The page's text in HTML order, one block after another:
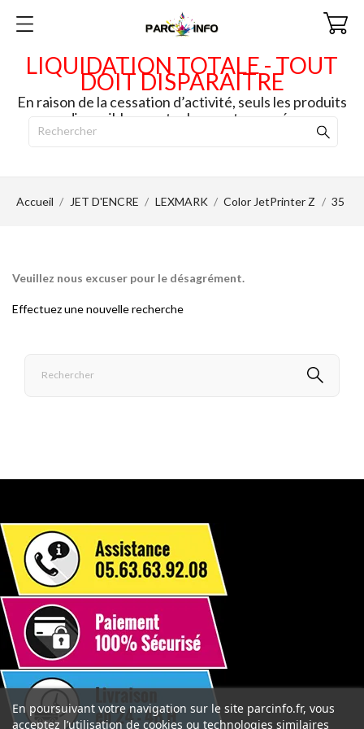
LIQUIDATION TOTALE - TOUT
DOIT DISPARAITRE
En raison de la cessation d’activité, seuls les produits
disponibles en stock seront envoyés.
Accueil JET D'ENCRE LEXMARK Color JetPrinter Z 35
Veuillez nous excuser pour le désagrément.
Effectuez une nouvelle recherche
En poursuivant votre navigation sur le site parcinfo.fr, vous
acceptez l’utilisation de cookies ou technologies similaires